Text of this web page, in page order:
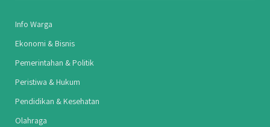
Info Warga
Ekonomi & Bisnis
Pemerintahan & Politik
Peristiwa & Hukum
Pendidikan & Kesehatan
Olahraga